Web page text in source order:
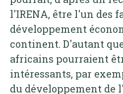
l'IRENA, être l'un des
développement
continent. D'autant
africains pourraient
intéressants, par
du développement de